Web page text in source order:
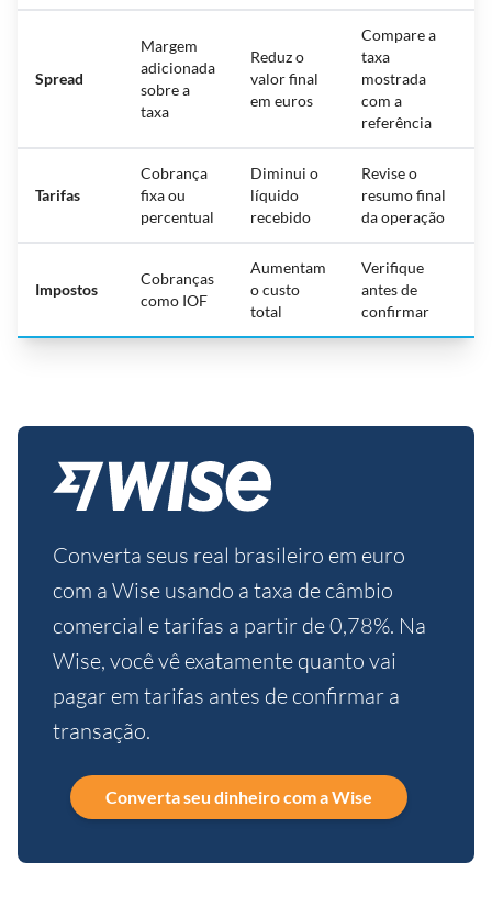
Spread
Margem
adicionada
sobre a
taxa
Reduz o
valor final
em euros
Compare a
taxa
mostrada
com a
referência
Tarifas
Cobrança
fixa ou
percentual
Diminui o
líquido
recebido
Revise o
resumo final
da operação
Impostos
Cobranças
como IOF
Aumentam
o custo
total
Verifique
antes de
confirmar
Converta seus real brasileiro em euro
com a Wise usando a taxa de câmbio
comercial e tarifas a partir de 0,78%. Na
Wise, você vê exatamente quanto vai
pagar em tarifas antes de confirmar a
transação.
Converta seu dinheiro com a Wise